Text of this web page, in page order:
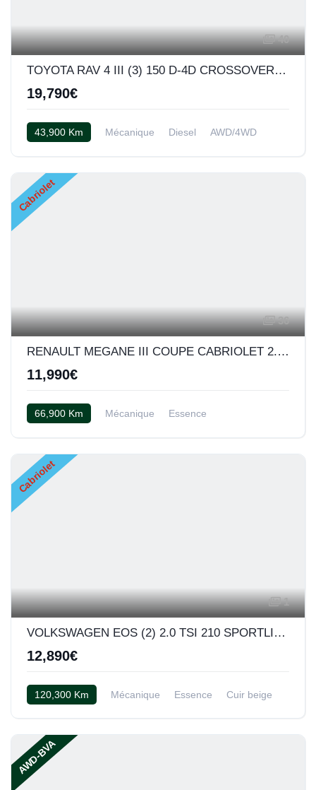
40
TOYOTA RAV 4 III (3) 150 D-4D CROSSOVER EXCLUSIVE AWD
19,790€
43,900 Km Mécanique Diesel
AWD/4WD
Cabriolet
36
RENAULT MEGANE III COUPE CABRIOLET 2.0 TCE 180
11,990€
66,900 Km Mécanique
Essence
Cabriolet
1
VOLKSWAGEN EOS (2) 2.0 TSI 210 SPORTLINE BVM
12,890€
120,300 Km Mécanique Essence Cuir beige
AWD-BVA